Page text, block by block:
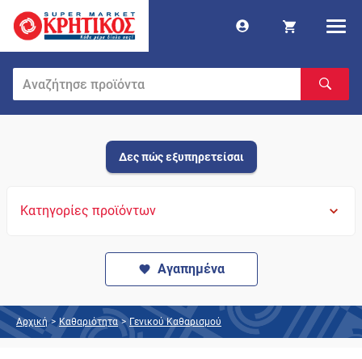
Δες πώς εξυπηρετείσαι
Κατηγορίες προϊόντων
Αγαπημένα
Αρχική > Καθαριότητα > Γενικού Καθαρισμού